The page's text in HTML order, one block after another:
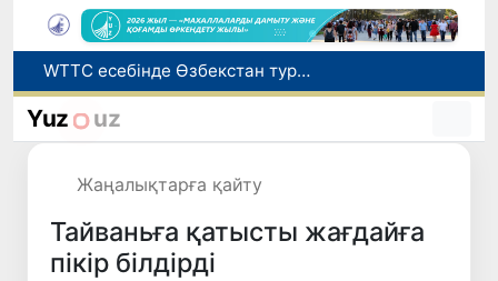
Мүмкіндігі шектеулі талапкерлерге қабылдау емтихандарында қосымша уақыт беріледі
Беларусьтен Өзбекстанға екінші тікелей жүк пойызы жөнелтілді
Yuz uz
Жаңалықтарға қайту
Тайваньға қатысты жағдайға
пікір білдірді